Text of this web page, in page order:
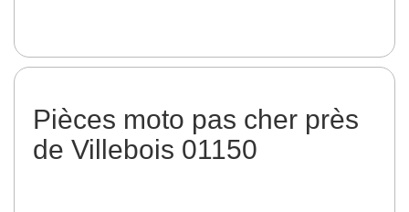
Pièces moto pas cher près
de Villebois 01150